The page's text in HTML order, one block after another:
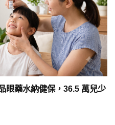
眼藥水納健保，36.5 萬兒少